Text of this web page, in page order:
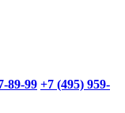
89-99 +7 (495) 959-